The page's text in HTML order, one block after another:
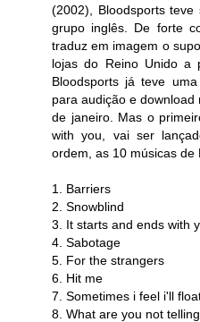
(2002), Bloodsports
grupo inglês. De forte
traduz em imagem o
lojas do Reino Unido a
Bloodsports já teve
para audição e
de janeiro. Mas o
with you, vai ser
ordem, as 10 músicas de
1. Barriers
2. Snowblind
3. It starts and ends with
4. Sabotage
5. For the strangers
6. Hit me
7. Sometimes i feel i'll
8. What are you not